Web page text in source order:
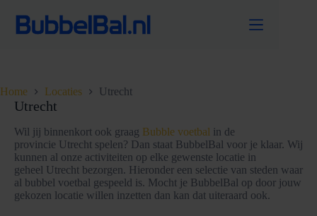
naar
Home Locaties Utrecht
Utrecht
Wil jij binnenkort ook graag Bubble voetbal in de
provincie Utrecht spelen? Dan staat BubbelBal voor je klaar. Wij
kunnen al onze activiteiten op elke gewenste locatie in
geheel Utrecht bezorgen. Hieronder een selectie van steden waar
al bubbel voetbal gespeeld is. Mocht je BubbelBal op door jouw
gekozen locatie willen inzetten dan kan dat uiteraard ook.